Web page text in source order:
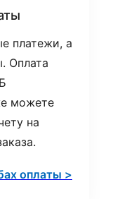
платежи, а
Оплата
можете
на
оплаты >